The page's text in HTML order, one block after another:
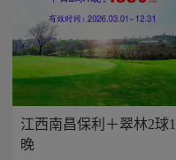
江西南昌保利＋翠林2球1
晚